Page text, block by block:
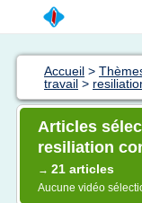
Accueil >
travail >
Articles
resiliation
→ 21 articles
Aucune vidéo